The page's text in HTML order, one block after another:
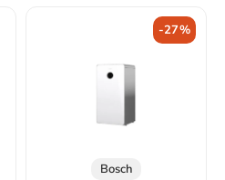
-27%
Bosch